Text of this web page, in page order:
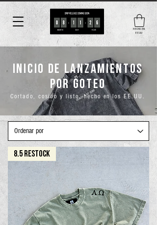
HECHO EN
EE.UU
INICIO de lanzamientos
por goteo
Cortado, cosido y listo. hecho en los EE.UU.
8.5 RESTOCK